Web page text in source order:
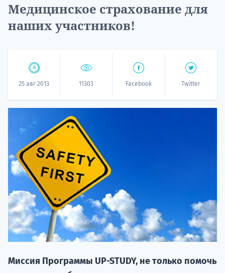
Медицинское страхование для
наших участников!
25 авг 2013 11303 Facebook Twitter
Миссия Программы UP-STUDY, не только помочь
20.09
НАБОР